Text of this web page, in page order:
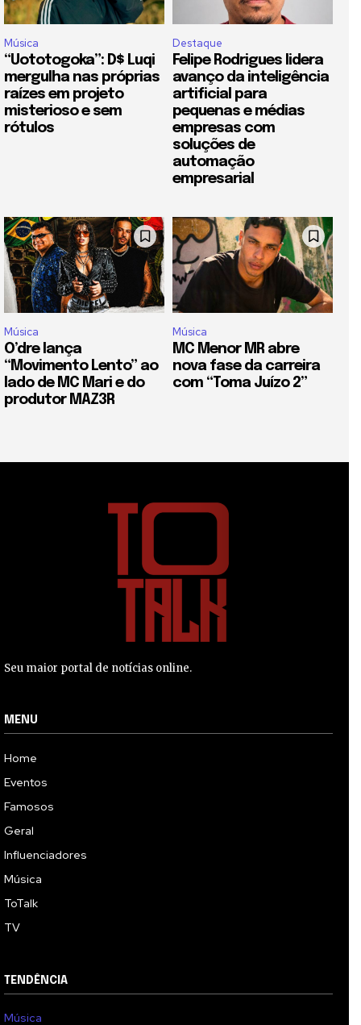
Música
“Uototogoka”: D$ Luqi
mergulha nas próprias
raízes em projeto
misterioso e sem
rótulos
Destaque
Felipe Rodrigues lidera
avanço da inteligência
artificial para
pequenas e médias
empresas com
soluções de
automação
empresarial
Música
O’dre lança
“Movimento Lento” ao
lado de MC Mari e do
produtor MAZ3R
Música
MC Menor MR abre
nova fase da carreira
com “Toma Juízo 2”
Seu maior portal de notícias online.
MENU
Home
Eventos
Famosos
Geral
Influenciadores
Música
ToTalk
TV
TENDÊNCIA
Música